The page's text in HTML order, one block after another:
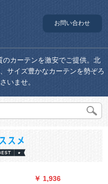
お問い合わせ
カーテンを激安でご提供。北
サイズ豊かなカーテンを勢ぞろ
いませ。
￥ 1,936